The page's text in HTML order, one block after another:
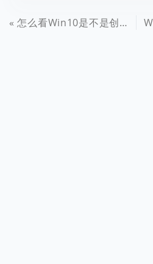
怎么看Win10是不是创意者更新版？